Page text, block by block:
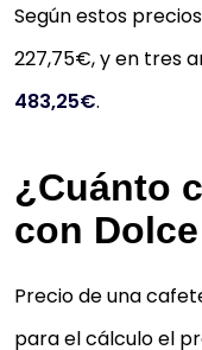
Según estos
227,75€, y en tres
483,25€.
¿Cuánto
con
Precio de una
para el cálculo el